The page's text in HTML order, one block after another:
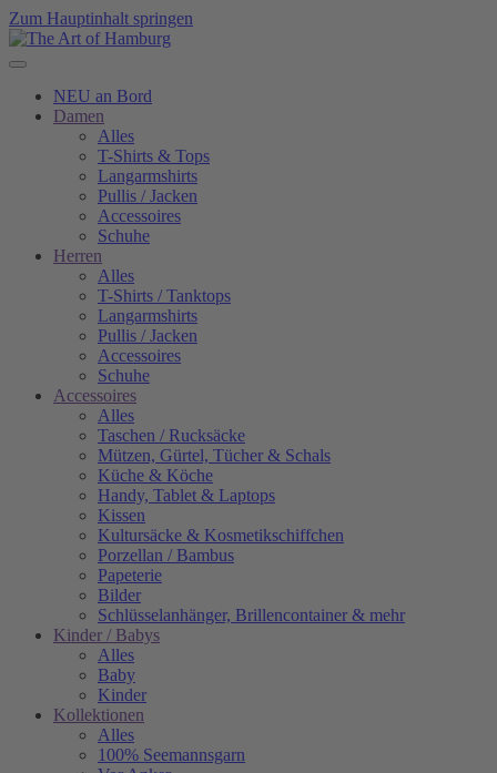
Zum Hauptinhalt springen
NEU an Bord
Damen
Alles
T-Shirts & Tops
Langarmshirts
Pullis / Jacken
Accessoires
Schuhe
Herren
Alles
T-Shirts / Tanktops
Langarmshirts
Pullis / Jacken
Accessoires
Schuhe
Accessoires
Alles
Taschen / Rucksäcke
Mützen, Gürtel, Tücher & Schals
Küche & Köche
Handy, Tablet & Laptops
Kissen
Kultursäcke & Kosmetikschiffchen
Porzellan / Bambus
Papeterie
Bilder
Schlüsselanhänger, Brillencontainer & mehr
Kinder / Babys
Alles
Baby
Kinder
Kollektionen
Alles
100% Seemannsgarn